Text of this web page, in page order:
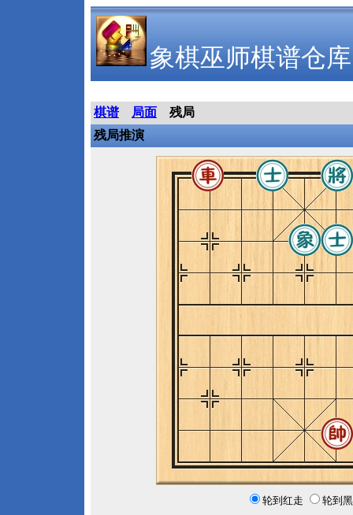
象棋巫师棋谱仓库
棋谱 局面
残局
残局推演
轮到红走 轮到